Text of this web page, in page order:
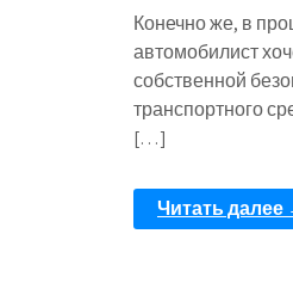
Конечно же, в
автомобилист
собственной
транспортного
[…]
Читать далее